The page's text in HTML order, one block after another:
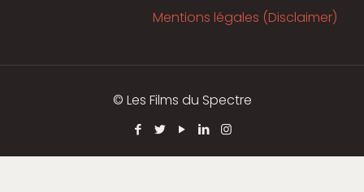
Mentions légales (Disclaimer)
© Les Films du Spectre